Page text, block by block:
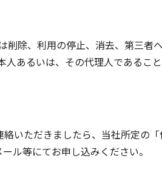
除、利用の停止、消去、第三者
あるいは、その代理人であるこ
いただきましたら、当社所定の
ル等にてお申し込みください。